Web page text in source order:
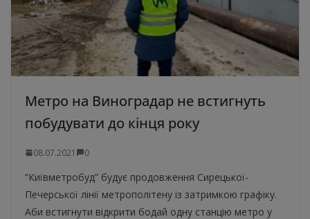
Метро на Виноградар не встигнуть
побудувати до кінця року
08.07.2021 0
“Київметробуд” будує продовження Сирецької-
Печерської лінії метрополітену із затримкою графіку.
Аби встигнути відкрити бодай одну станцію метро у